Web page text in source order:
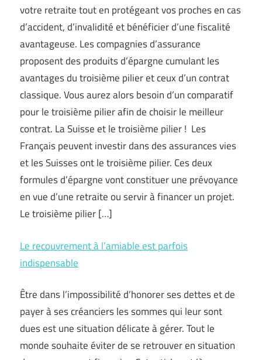
votre retraite tout en protégeant vos proches en cas
d’accident, d’invalidité et bénéficier d’une fiscalité
avantageuse. Les compagnies d’assurance
proposent des produits d’épargne cumulant les
avantages du troisième pilier et ceux d’un contrat
classique. Vous aurez alors besoin d’un comparatif
pour le troisième pilier afin de choisir le meilleur
contrat. La Suisse et le troisième pilier ! Les
Français peuvent investir dans des assurances vies
et les Suisses ont le troisième pilier. Ces deux
formules d’épargne vont constituer une prévoyance
en vue d’une retraite ou servir à financer un projet.
Le troisième pilier […]
Le recouvrement à l’amiable est parfois
indispensable
Être dans l’impossibilité d’honorer ses dettes et de
payer à ses créanciers les sommes qui leur sont
dues est une situation délicate à gérer. Tout le
monde souhaite éviter de se retrouver en situation